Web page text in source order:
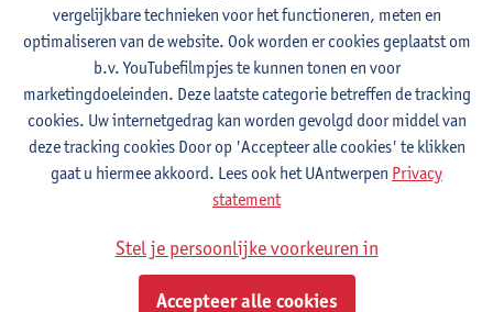
Saïd
Ga ik handelsingenieur
Dat is natuurlijk geen eenvoudige vraag om in jouw plaats te
beantwoorden. Interesse en motivatie vormen alvast een
vergelijkbare technieken voor het functioneren, meten en
optimaliseren van de website. Ook worden er cookies geplaatst om
b.v. YouTubefilmpjes te kunnen tonen en voor
marketingdoeleinden. Deze laatste categorie betreffen de tracking
cookies. Uw internetgedrag kan worden gevolgd door middel van
deze tracking cookies Door op 'Accepteer alle cookies' te klikken
gaat u hiermee akkoord. Lees ook het UAntwerpen Privacy
statement
Stel je persoonlijke voorkeuren in
Accepteer alle cookies